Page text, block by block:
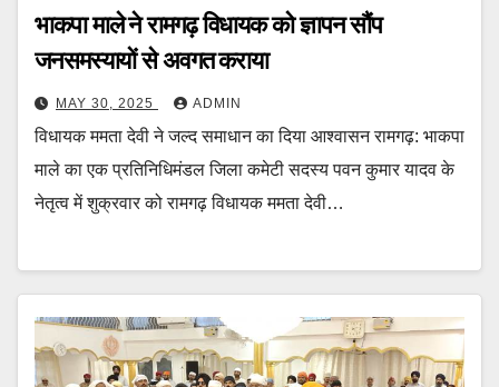
भाकपा माले ने रामगढ़ विधायक को ज्ञापन सौंप
जनसमस्यायों से अवगत कराया
MAY 30, 2025 ADMIN
विधायक ममता देवी ने जल्द समाधान का दिया आश्वासन रामगढ़: भाकपा
माले का एक प्रतिनिधिमंडल जिला कमेटी सदस्य पवन कुमार यादव के
नेतृत्व में शुक्रवार को रामगढ़ विधायक ममता देवी…